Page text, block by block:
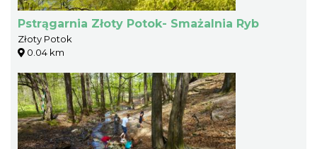
Pstrągarnia Złoty Potok- Smażalnia Ryb
Złoty Potok
0.04 km